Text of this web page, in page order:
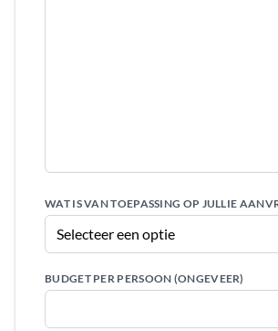
WAT IS VAN TOEPASSING OP JULLIE
BUDGET PER PERSOON (ONGEVEER)